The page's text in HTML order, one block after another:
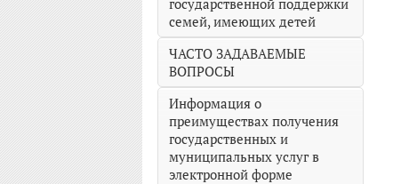
государственной поддержки
семей, имеющих детей
ЧАСТО ЗАДАВАЕМЫЕ
ВОПРОСЫ
Информация о
преимуществах получения
государственных и
муниципальных услуг в
электронной форме